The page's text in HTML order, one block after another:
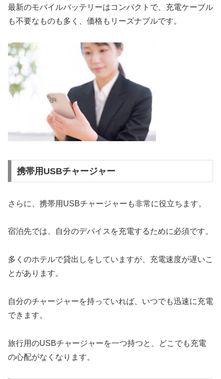
最新のモバイルバッテリーはコンパクトで、充電ケーブル
も不要なものも多く、価格もリーズナブルです。
携帯用USBチャージャー
さらに、携帯用USBチャージャーも非常に役立ちます。
宿泊先では、自分のデバイスを充電するために必須です。
多くのホテルで貸出しをしていますが、充電速度が遅いこ
とがあります。
自分のチャージャーを持っていれば、いつでも迅速に充電
できます。
旅行用のUSBチャージャーを一つ持つと、どこでも充電
の心配がなくなります。